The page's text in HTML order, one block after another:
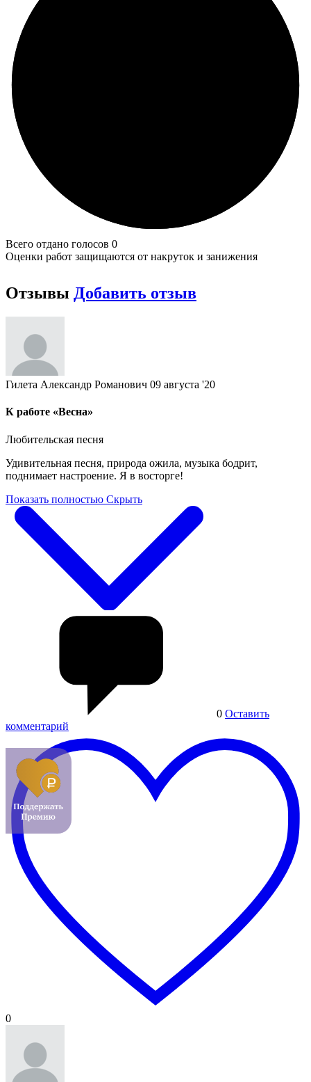
Всего отдано голосов 0
Оценки работ защищаются от накруток и занижения
Отзывы Добавить отзыв
Гилета Александр Романович 09 августа '20
К работе «Весна»
Любительская песня
Удивительная песня, природа ожила, музыка бодрит,
поднимает настроение. Я в восторге!
Показать полностью Скрыть
0 Оставить
комментарий
0